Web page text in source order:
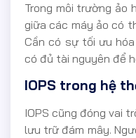
Trong môi trường ảo
giữa các máy ảo có
Cần có sự tối ưu
có đủ tài nguyên để
IOPS trong hệ
IOPS cũng đóng vai
lưu trữ đám mây.